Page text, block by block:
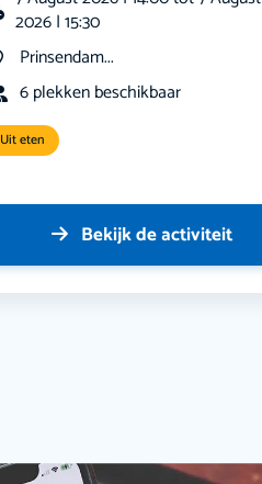
2026 | 15:30
Prinsendam...
6 plekken beschikbaar
Uit eten
Bekijk de activiteit